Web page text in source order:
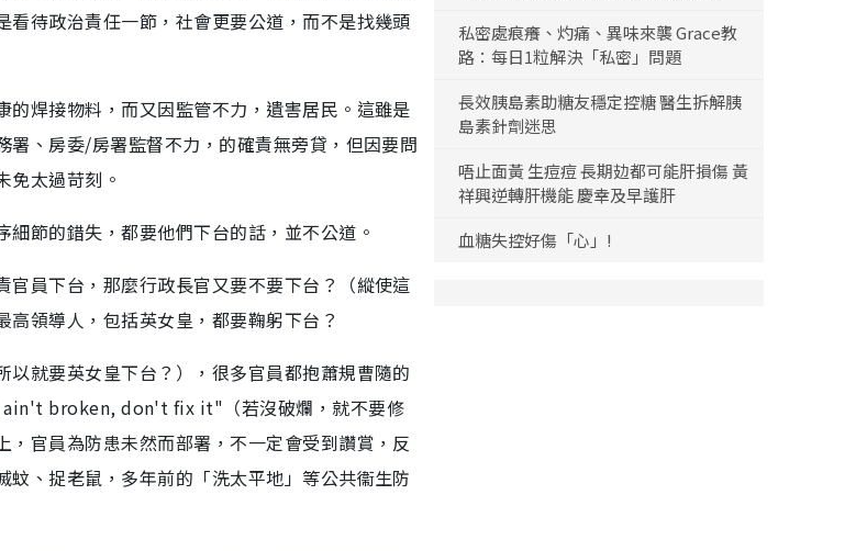
待政治責任一節，社會更要公道，而不是找幾頭
焊接物料，而又因監管不力，遺害居民。這雖是
、房委/房署監督不力，的確責無旁貸，但因要問
免太過苛刻。
節的錯失，都要他們下台的話，並不公道。
員下台，那麼行政長官又要不要下台？（縱使這
領導人，包括英女皇，都要鞠躬下台？
就要英女皇下台？），很多官員都抱蕭規曹隨的
ain't broken, don't fix it"（若沒破爛，就不要修
官員為防患未然而部署，不一定會受到讚賞，反
、捉老鼠，多年前的「洗太平地」等公共衞生防
私密處痕癢、灼痛、異味來襲 Grace教
路：每日1粒解決「私密」問題
長效胰島素助糖友穩定控糖 醫生拆解胰
島素針劑迷思
唔止面黃 生痘痘 長期攰都可能肝損傷 黃
祥興逆轉肝機能 慶幸及早護肝
血糖失控好傷「心」!